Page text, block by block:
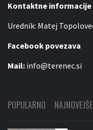
Kontaktne informacije
Urednik: Matej
Facebook povezava
Mail: info@terenec.si
POPULARNO NAJNOVEJŠE